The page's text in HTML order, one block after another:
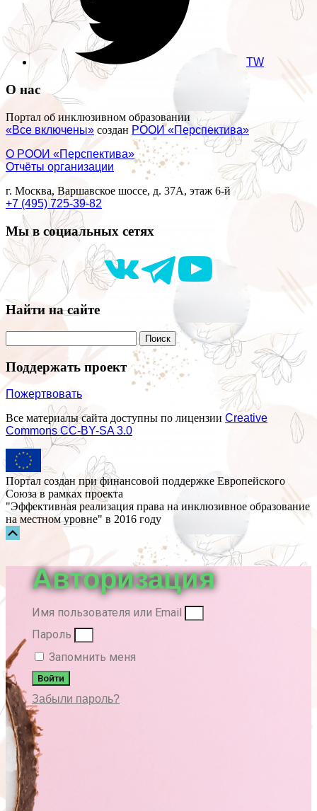
TW
О нас
Портал об инклюзивном образовании
«Все включены» создан РООИ «Перспектива»
О РООИ «Перспектива»
Отчёты организации
г. Москва, Варшавское шоссе, д. 37А, этаж 6-й
+7 (495) 725-39-82
Мы в социальных сетях
Найти на сайте
Поддержать проект
Пожертвовать
Все материалы сайта доступны по лицензии Creative
Commons СС-BY-SA 3.0
Портал создан при финансовой поддержке Европейского
Союза в рамках проекта
"Эффективная реализация права на инклюзивное образование
на местном уровне" в 2016 году
Прокрутка
Авторизация
Имя пользователя или Email
Пароль
Запомнить меня
Войти
Забыли пароль?